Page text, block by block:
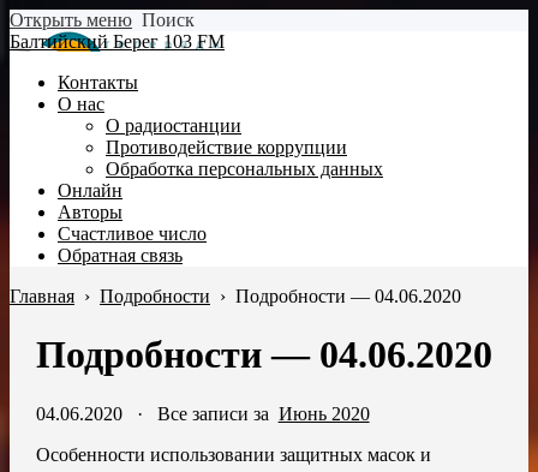
Открыть меню Поиск
Балтийский Берег 103 FM
Контакты
О нас
О радиостанции
Противодействие коррупции
Обработка персональных данных
Онлайн
Авторы
Счастливое число
Обратная связь
Главная › Подробности › Подробности — 04.06.2020
Подробности — 04.06.2020
04.06.2020· Все записи за Июнь 2020
Особенности использовании защитных масок и